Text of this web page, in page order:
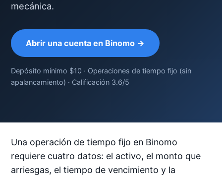
mecánica.
Abrir una cuenta en Binomo →
Depósito mínimo $10 · Operaciones de tiempo fijo (sin
apalancamiento) · Calificación 3.6/5
Una operación de tiempo fijo en Binomo
requiere cuatro datos: el activo, el monto que
arriesgas, el tiempo de vencimiento y la